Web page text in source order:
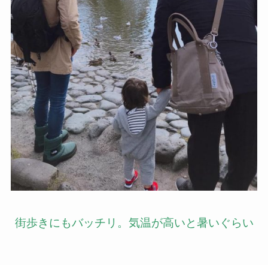
街歩きにもバッチリ。気温が高いと暑いぐらい